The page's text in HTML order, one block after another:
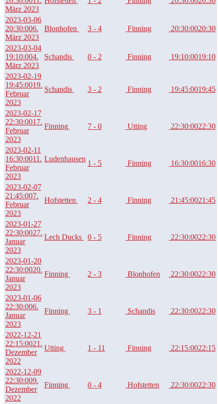
März 2023
2023-03-06
20:30:006.
März 2023
Blonhofen 3 - 4 Finning 20:30:0020:30
2023-03-04
19:10:004.
März 2023
Schandis 0 - 2 Finning 19:10:0019:10
2023-02-19
19:45:0019.
Februar
2023
Schandis 3 - 2 Finning 19:45:0019:45
2023-02-17
22:30:0017.
Februar
2023
Finning 7 - 0 Utting 22:30:0022:30
2023-02-11
16:30:0011.
Februar
2023
Ludenhausen
1 - 5 Finning 16:30:0016:30
2023-02-07
21:45:007.
Februar
2023
Hofstetten 2 - 4 Finning 21:45:0021:45
2023-01-27
22:30:0027.
Januar
2023
Lech Ducks 0 - 5 Finning 22:30:0022:30
2023-01-20
22:30:0020.
Januar
2023
Finning 2 - 3 Blonhofen 22:30:0022:30
2023-01-06
22:30:006.
Januar
2023
Finning 3 - 1 Schandis 22:30:0022:30
2022-12-21
22:15:0021.
Dezember
2022
Utting 1 - 11 Finning 22:15:0022:15
2022-12-09
22:30:009.
Dezember
2022
Finning 0 - 4 Hofstetten 22:30:0022:30